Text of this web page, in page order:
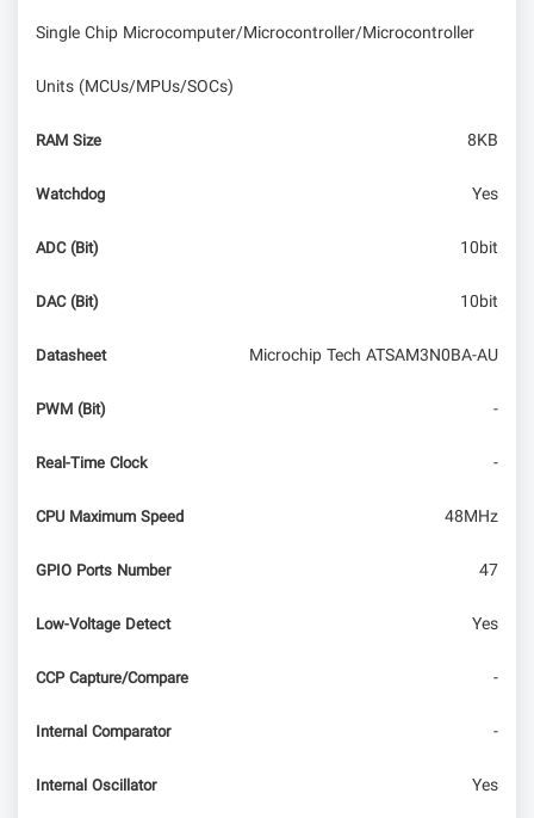
Single Chip Microcomputer/Microcontroller/Microcontroller
Units (MCUs/MPUs/SOCs)
RAM Size 8KB
Watchdog Yes
ADC (Bit) 10bit
DAC (Bit) 10bit
Datasheet Microchip Tech ATSAM3N0BA-AU
PWM (Bit) -
Real-Time Clock -
CPU Maximum Speed 48MHz
GPIO Ports Number 47
Low-Voltage Detect Yes
CCP Capture/Compare -
Internal Comparator -
Internal Oscillator Yes